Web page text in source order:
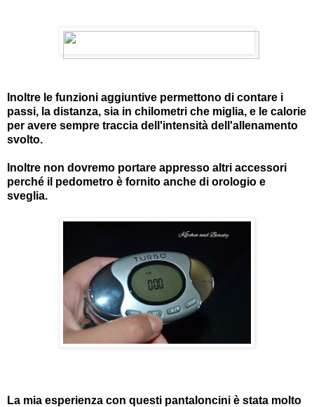
Inoltre le funzioni aggiuntive permettono di contare i
passi, la distanza, sia in chilometri che miglia, e le calorie
per avere sempre traccia dell'intensità dell'allenamento
svolto.
Inoltre non dovremo portare appresso altri accessori
perché il pedometro è fornito anche di orologio e
sveglia.
La mia esperienza con questi pantaloncini è stata molto